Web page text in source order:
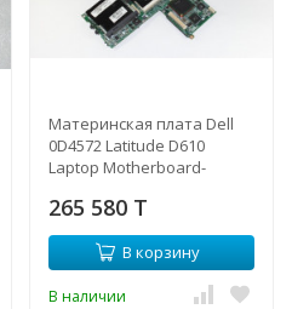
Материнская плата Dell
0D4572 Latitude D610
Laptop Motherboard-
265 580 T
В корзину
В наличии